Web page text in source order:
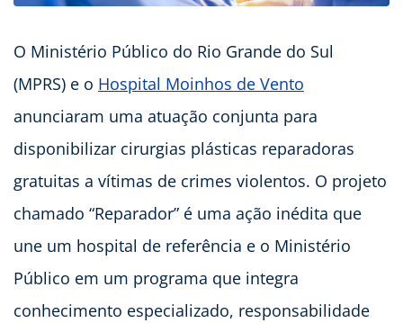
O Ministério Público do Rio Grande do Sul
(MPRS) e o Hospital Moinhos de Vento
anunciaram uma atuação conjunta para
disponibilizar cirurgias plásticas reparadoras
gratuitas a vítimas de crimes violentos. O projeto
chamado “Reparador” é uma ação inédita que
une um hospital de referência e o Ministério
Público em um programa que integra
conhecimento especializado, responsabilidade